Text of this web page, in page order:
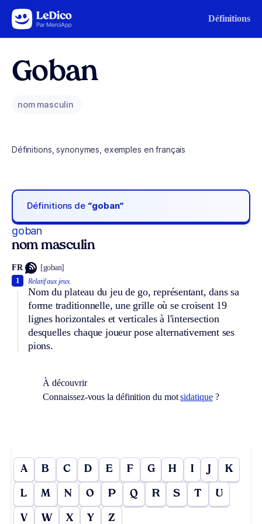
Aller au contenu Définitions
Goban
nom masculin
Définitions, synonymes, exemples en français
Définitions de “goban“
goban
nom masculin
FR [goban]
Relatif aux jeux.
Nom du plateau du jeu de go, représentant, dans sa
forme traditionnelle, une grille où se croisent 19
lignes horizontales et verticales à l'intersection
desquelles chaque joueur pose alternativement ses
pions.
1
À découvrir
Connaissez-vous la définition du motsidatique?
A B C D E F G H I J K
L M N O P Q R S T U
V W X Y Z